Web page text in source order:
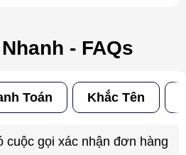
- FAQs
Toán Khắc Tên
cuộc gọi xác nhận đơn hàng